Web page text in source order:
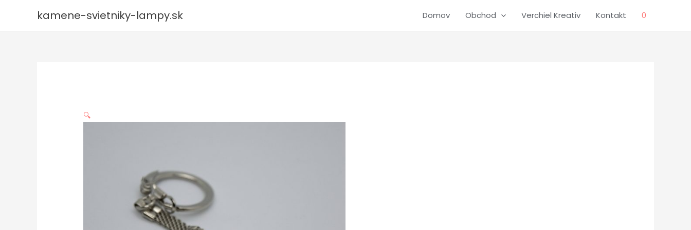
obsah
kamene-svietniky-lampy.sk Domov Obchod Verchiel Kreativ Kontakt 0
🔍